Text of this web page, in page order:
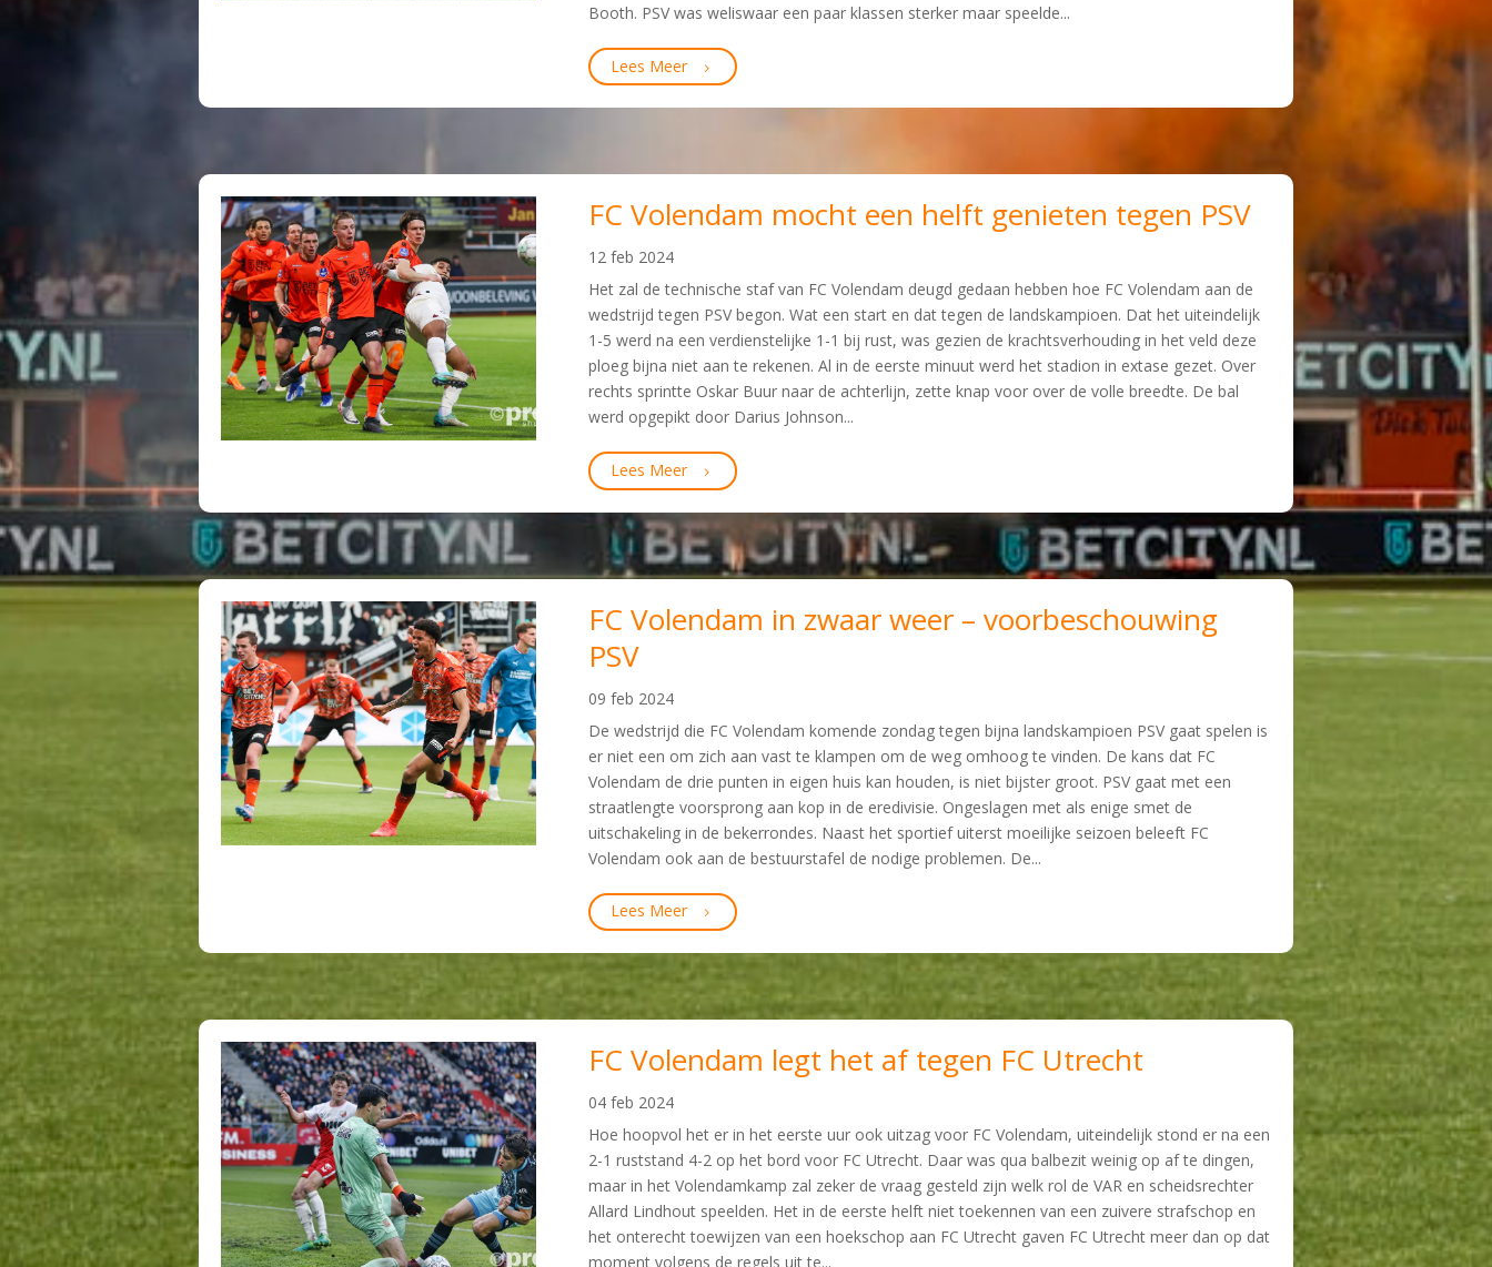
Booth. PSV was weliswaar een paar klassen sterker maar speelde...
Lees Meer
FC Volendam mocht een helft genieten tegen PSV
12 feb 2024
Het zal de technische staf van FC Volendam deugd gedaan hebben hoe FC Volendam aan de
wedstrijd tegen PSV begon. Wat een start en dat tegen de landskampioen. Dat het uiteindelijk
1-5 werd na een verdienstelijke 1-1 bij rust, was gezien de krachtsverhouding in het veld deze
ploeg bijna niet aan te rekenen. Al in de eerste minuut werd het stadion in extase gezet. Over
rechts sprintte Oskar Buur naar de achterlijn, zette knap voor over de volle breedte. De bal
werd opgepikt door Darius Johnson...
Lees Meer
FC Volendam in zwaar weer – voorbeschouwing
PSV
09 feb 2024
De wedstrijd die FC Volendam komende zondag tegen bijna landskampioen PSV gaat spelen is
er niet een om zich aan vast te klampen om de weg omhoog te vinden. De kans dat FC
Volendam de drie punten in eigen huis kan houden, is niet bijster groot. PSV gaat met een
straatlengte voorsprong aan kop in de eredivisie. Ongeslagen met als enige smet de
uitschakeling in de bekerrondes. Naast het sportief uiterst moeilijke seizoen beleeft FC
Volendam ook aan de bestuurstafel de nodige problemen. De...
Lees Meer
FC Volendam legt het af tegen FC Utrecht
04 feb 2024
Hoe hoopvol het er in het eerste uur ook uitzag voor FC Volendam, uiteindelijk stond er na een
2-1 ruststand 4-2 op het bord voor FC Utrecht. Daar was qua balbezit weinig op af te dingen,
maar in het Volendamkamp zal zeker de vraag gesteld zijn welk rol de VAR en scheidsrechter
Allard Lindhout speelden. Het in de eerste helft niet toekennen van een zuivere strafschop en
het onterecht toewijzen van een hoekschop aan FC Utrecht gaven FC Utrecht meer dan op dat
moment volgens de regels uit te...